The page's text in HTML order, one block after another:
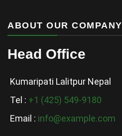
ABOUT OUR COMPANY
Head Office
Kumaripati Lalitpur Nepal
Tel : +1 (425) 549-9180
Email : info@example.com